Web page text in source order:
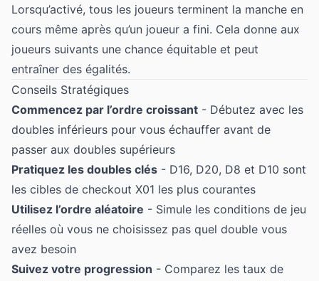
Lorsqu’activé, tous les joueurs terminent la manche en
cours même après qu’un joueur a fini. Cela donne aux
joueurs suivants une chance équitable et peut
entraîner des égalités.
Conseils Stratégiques
Commencez par l’ordre croissant - Débutez avec les
doubles inférieurs pour vous échauffer avant de
passer aux doubles supérieurs
Pratiquez les doubles clés - D16, D20, D8 et D10 sont
les cibles de checkout X01 les plus courantes
Utilisez l’ordre aléatoire - Simule les conditions de jeu
réelles où vous ne choisissez pas quel double vous
avez besoin
Suivez votre progression - Comparez les taux de